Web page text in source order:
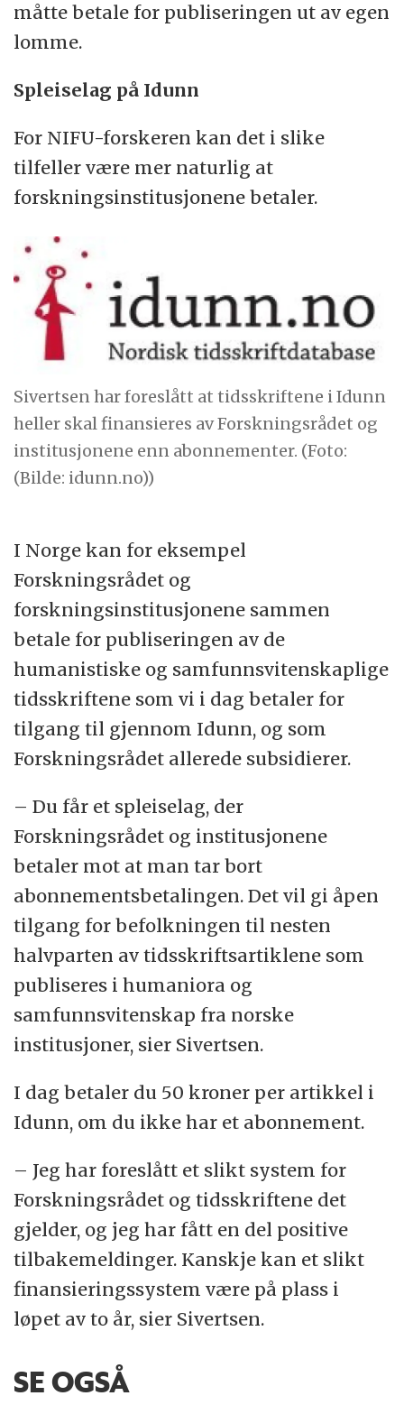
måtte betale for publiseringen ut av egen
lomme.
Spleiselag på Idunn
For NIFU-forskeren kan det i slike
tilfeller være mer naturlig at
forskningsinstitusjonene betaler.
Sivertsen har foreslått at tidsskriftene i Idunn
heller skal finansieres av Forskningsrådet og
institusjonene enn abonnementer. (Foto:
(Bilde: idunn.no))
I Norge kan for eksempel
Forskningsrådet og
forskningsinstitusjonene sammen
betale for publiseringen av de
humanistiske og samfunnsvitenskaplige
tidsskriftene som vi i dag betaler for
tilgang til gjennom Idunn, og som
Forskningsrådet allerede subsidierer.
– Du får et spleiselag, der
Forskningsrådet og institusjonene
betaler mot at man tar bort
abonnementsbetalingen. Det vil gi åpen
tilgang for befolkningen til nesten
halvparten av tidsskriftsartiklene som
publiseres i humaniora og
samfunnsvitenskap fra norske
institusjoner, sier Sivertsen.
I dag betaler du 50 kroner per artikkel i
Idunn, om du ikke har et abonnement.
– Jeg har foreslått et slikt system for
Forskningsrådet og tidsskriftene det
gjelder, og jeg har fått en del positive
tilbakemeldinger. Kanskje kan et slikt
finansieringssystem være på plass i
løpet av to år, sier Sivertsen.
SE OGSÅ